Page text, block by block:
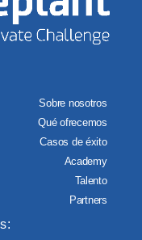
Sobre nosotros
Qué ofrecemos
Casos de éxito
Academy
Talento
Partners